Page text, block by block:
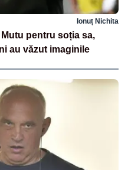
Ionuț Nichita
pentru soția sa,
au văzut imaginile